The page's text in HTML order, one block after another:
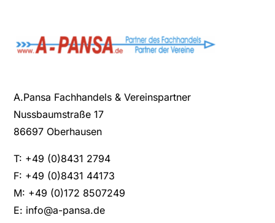
A.Pansa Fachhandels & Vereinspartner
Nussbaumstraße 17
86697 Oberhausen
T: +49 (0)8431 2794
F: +49 (0)8431 44173
M: +49 (0)172 8507249
E: info@a-pansa.de